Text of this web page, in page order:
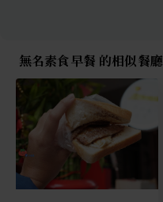
無名素食早餐 的相似餐廳